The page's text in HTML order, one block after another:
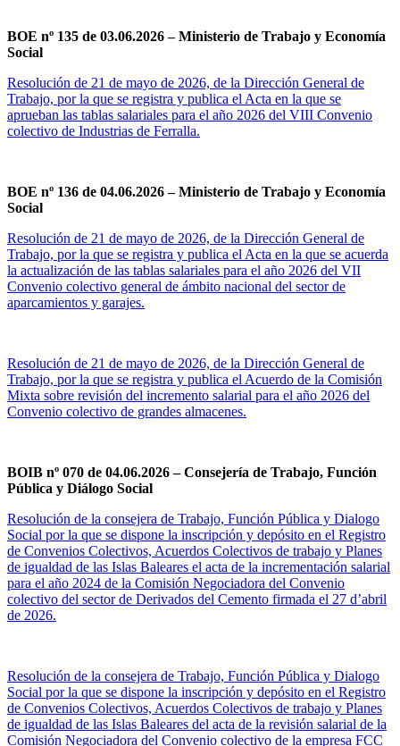
BOE nº 135 de 03.06.2026 – Ministerio de Trabajo y Economía
Social
Resolución de 21 de mayo de 2026, de la Dirección General de
Trabajo, por la que se registra y publica el Acta en la que se
aprueban las tablas salariales para el año 2026 del VIII Convenio
colectivo de Industrias de Ferralla.
BOE nº 136 de 04.06.2026 – Ministerio de Trabajo y Economía
Social
Resolución de 21 de mayo de 2026, de la Dirección General de
Trabajo, por la que se registra y publica el Acta en la que se acuerda
la actualización de las tablas salariales para el año 2026 del VII
Convenio colectivo general de ámbito nacional del sector de
aparcamientos y garajes.
Resolución de 21 de mayo de 2026, de la Dirección General de
Trabajo, por la que se registra y publica el Acuerdo de la Comisión
Mixta sobre revisión del incremento salarial para el año 2026 del
Convenio colectivo de grandes almacenes.
BOIB nº 070 de 04.06.2026 – Consejería de Trabajo, Función
Pública y Diálogo Social
Resolución de la consejera de Trabajo, Función Pública y Dialogo
Social por la que se dispone la inscripción y depósito en el Registro
de Convenios Colectivos, Acuerdos Colectivos de trabajo y Planes
de igualdad de las Islas Baleares el acta de la incrementación salarial
para el año 2024 de la Comisión Negociadora del Convenio
colectivo del sector de Derivados del Cemento firmada el 27 d’abril
de 2026.
Resolución de la consejera de Trabajo, Función Pública y Dialogo
Social por la que se dispone la inscripción y depósito en el Registro
de Convenios Colectivos, Acuerdos Colectivos de trabajo y Planes
de igualdad de las Islas Baleares del acta de la revisión salarial de la
Comisión Negociadora del Convenio colectivo de la empresa FCC